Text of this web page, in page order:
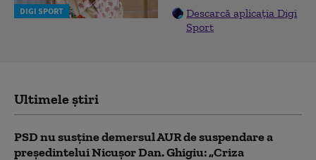
DIGI SPORT
Descarcă aplicația Digi
Sport
Ultimele știri
PSD nu susține demersul AUR de suspendare a
președintelui Nicușor Dan. Ghigiu: „Criza